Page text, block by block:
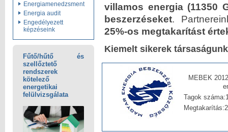
Energiamenedzsment
Energia audit
Engedélyezett
képzéseink
Fűtő/hűtő és
szellőztető
rendszerek
kötelező
energetikai
felülvizsgálata
villamos energia (11350
beszerzéseket.
25%-os megtakarítást
Kiemelt sikerek
MEBEK
Tagok